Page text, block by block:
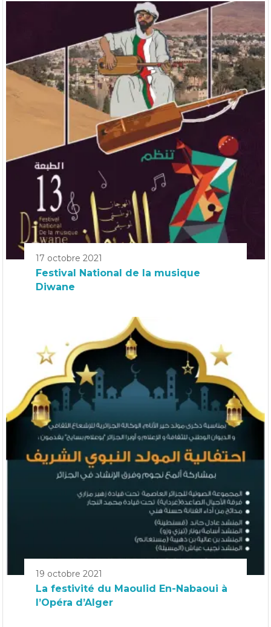
17 octobre 2021
Festival National de la musique
Diwane
19 octobre 2021
La festivité du Maoulid En-Nabaoui à
l’Opéra d’Alger